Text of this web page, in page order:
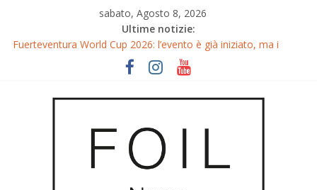
sabato, Agosto 8, 2026
Ultime notizie:
Fuerteventura World Cup 2026: l’evento è già iniziato, ma i
riflettori si accendono sul Wingfoil!
Fuerteventura FreeFly-Slalom 2026: Cappuzzo e Belloeuvre
Gran Canaria GWA Wingfoil World Cup 2026: Spettacolo e
adrenalina a Pozo Izquierdo